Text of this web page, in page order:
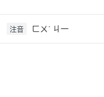
注音 ㄈㄨˊ ㄐ一